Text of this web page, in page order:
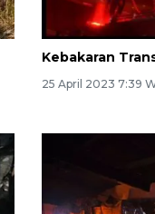
Kebakaran
25 April 2023 7:39